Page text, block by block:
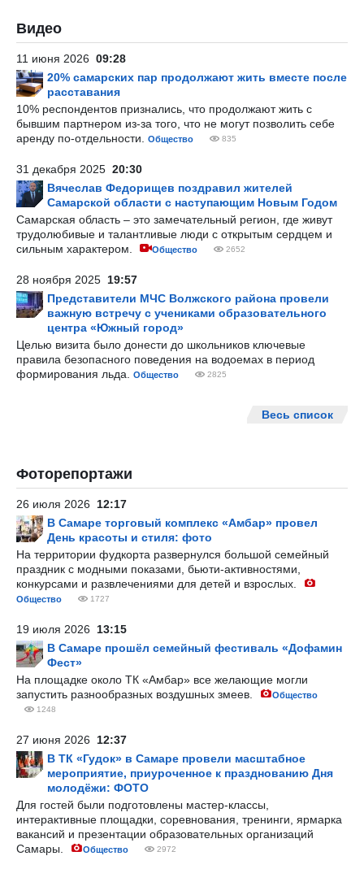
Видео
11 июня 2026 09:28
20% самарских пар продолжают жить вместе после
расставания
10% респондентов признались, что продолжают жить с
бывшим партнером из-за того, что не могут позволить себе
аренду по-отдельности.
Общество 835
31 декабря 2025 20:30
Вячеслав Федорищев поздравил жителей
Самарской области с наступающим Новым Годом
Самарская область – это замечательный регион, где живут
трудолюбивые и талантливые люди с открытым сердцем и
сильным характером.
Общество 2652
28 ноября 2025 19:57
Представители МЧС Волжского района провели
важную встречу с учениками образовательного
центра «Южный город»
Целью визита было донести до школьников ключевые
правила безопасного поведения на водоемах в период
формирования льда.
Общество 2825
Весь список
Фоторепортажи
26 июля 2026 12:17
В Самаре торговый комплекс «Амбар» провел
День красоты и стиля: фото
На территории фудкорта развернулся большой семейный
праздник с модными показами, бьюти-активностями,
конкурсами и развлечениями для детей и взрослых.
Общество 1727
19 июля 2026 13:15
В Самаре прошёл семейный фестиваль «Дофамин
Фест»
На площадке около ТК «Амбар» все желающие могли
запустить разнообразных воздушных змеев.
Общество
1248
27 июня 2026 12:37
В ТК «Гудок» в Самаре провели масштабное
мероприятие, приуроченное к празднованию Дня
молодёжи: ФОТО
Для гостей были подготовлены мастер-классы,
интерактивные площадки, соревнования, тренинги, ярмарка
вакансий и презентации образовательных организаций
Самары.
Общество 2972